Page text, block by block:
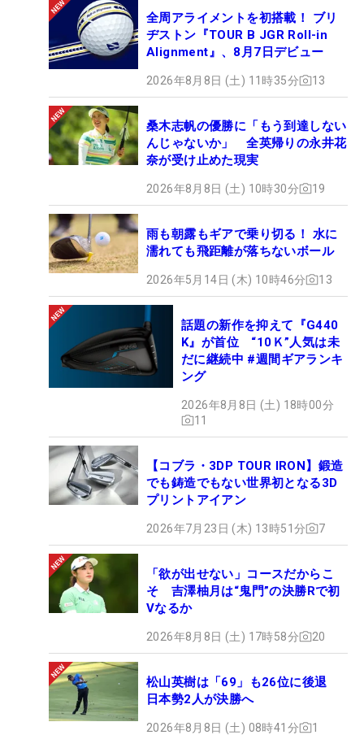
全周アライメントを初搭載！ ブリ
ヂストン『TOUR B JGR Roll-in
Alignment』、8月7日デビュー
2026年8月8日 (土) 11時35分 13
桑木志帆の優勝に「もう到達しない
んじゃないか」 全英帰りの永井花
奈が受け止めた現実
2026年8月8日 (土) 10時30分 19
雨も朝露もギアで乗り切る！ 水に
濡れても飛距離が落ちないボール
2026年5月14日 (木) 10時46分 13
話題の新作を抑えて『G440
K』が首位 “10Ｋ”人気は未
だに継続中 #週間ギアランキ
ング
2026年8月8日 (土) 18時00分
11
【コブラ・3DP TOUR IRON】鍛造
でも鋳造でもない世界初となる3D
プリントアイアン
2026年7月23日 (木) 13時51分 7
「欲が出せない」コースだからこ
そ 吉澤柚月は“鬼門”の決勝Rで初
Vなるか
2026年8月8日 (土) 17時58分 20
松山英樹は「69」も26位に後退
日本勢2人が決勝へ
2026年8月8日 (土) 08時41分 1